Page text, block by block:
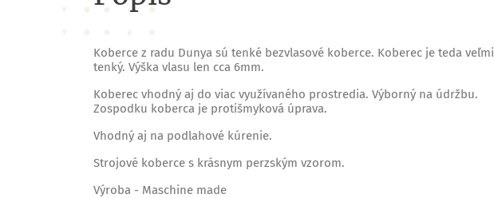
Koberce z radu Dunya sú tenké bezvlasové koberce. Koberec je teda veľmi
tenký. Výška vlasu len cca 6mm.
Koberec vhodný aj do viac využívaného prostredia. Výborný na údržbu.
Zospodku koberca je protišmyková úprava.
Vhodný aj na podlahové kúrenie.
Strojové koberce s krásnym perzským vzorom.
Výroba - Maschine made